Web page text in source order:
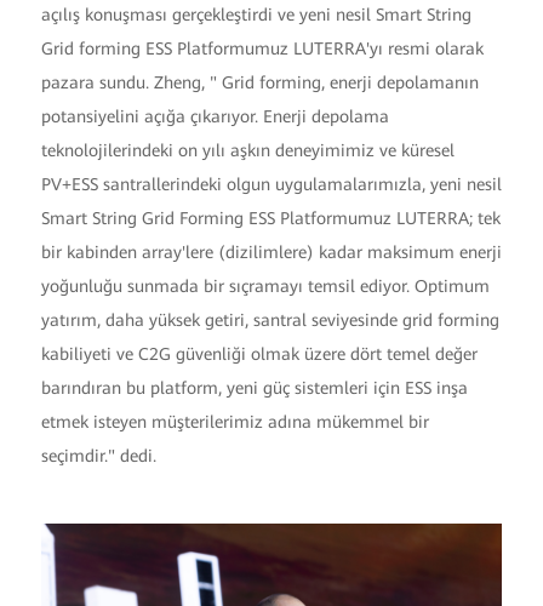
açılış konuşması gerçekleştirdi ve yeni nesil Smart String
Grid forming ESS Platformumuz LUTERRA'yı resmi olarak
pazara sundu. Zheng, " Grid forming, enerji depolamanın
potansiyelini açığa çıkarıyor. Enerji depolama
teknolojilerindeki on yılı aşkın deneyimimiz ve küresel
PV+ESS santrallerindeki olgun uygulamalarımızla, yeni nesil
Smart String Grid Forming ESS Platformumuz LUTERRA; tek
bir kabinden array'lere (dizilimlere) kadar maksimum enerji
yoğunluğu sunmada bir sıçramayı temsil ediyor. Optimum
yatırım, daha yüksek getiri, santral seviyesinde grid forming
kabiliyeti ve C2G güvenliği olmak üzere dört temel değer
barındıran bu platform, yeni güç sistemleri için ESS inşa
etmek isteyen müşterilerimiz adına mükemmel bir
seçimdir." dedi.